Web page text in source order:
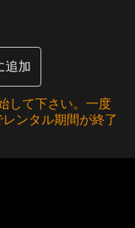
ントリガーだった。
。
追加
して下さい。一度
ンタル期間が終了